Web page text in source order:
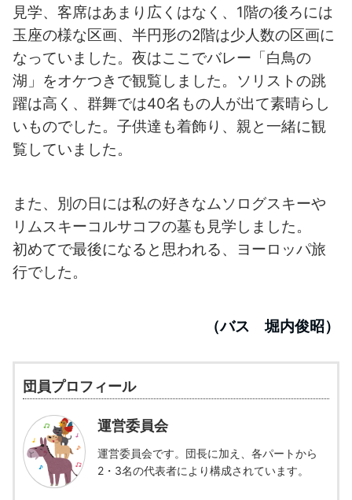
見学、客席はあまり広くはなく、1階の後ろには
玉座の様な区画、半円形の2階は少人数の区画に
なっていました。夜はここでバレー「白鳥の
湖」をオケつきで観覧しました。ソリストの跳
躍は高く、群舞では40名もの人が出て素晴らし
いものでした。子供達も着飾り、親と一緒に観
覧していました。
また、別の日には私の好きなムソログスキーや
リムスキーコルサコフの墓も見学しました。
初めてで最後になると思われる、ヨーロッパ旅
行でした。
（バス 堀内俊昭）
団員プロフィール
運営委員会
運営委員会です。団長に加え、各パートから
2・3名の代表者により構成されています。